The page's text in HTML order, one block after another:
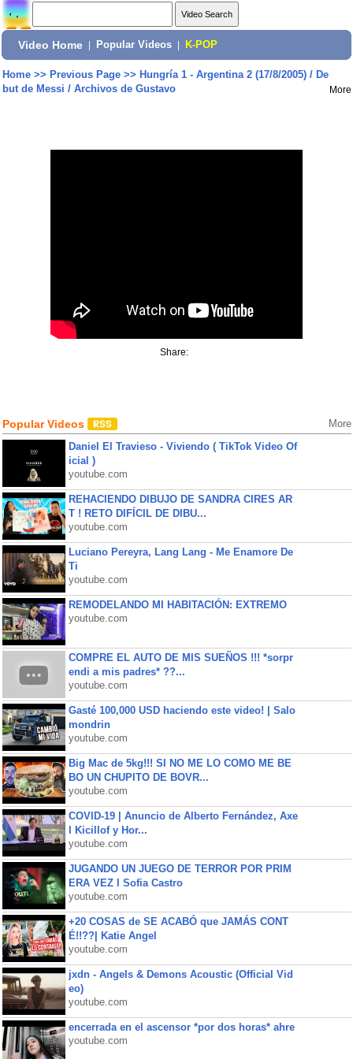
Video Home Popular Videos K-POP
Home>> Previous Page>> Hungría 1 - Argentina 2 (17/8/2005) / De
but de Messi / Archivos de Gustavo
More
Share:
Popular Videos More
Daniel El Travieso - Viviendo ( TikTok Video Of
icial )
youtube.com
REHACIENDO DIBUJO DE SANDRA CIRES AR
T ! RETO DIFÍCIL DE DIBU...
youtube.com
Luciano Pereyra, Lang Lang - Me Enamore De
Ti
youtube.com
REMODELANDO MI HABITACIÓN: EXTREMO
youtube.com
COMPRE EL AUTO DE MIS SUEÑOS !!! *sorpr
endi a mis padres* ??...
youtube.com
Gasté 100,000 USD haciendo este video! | Salo
mondrin
youtube.com
Big Mac de 5kg!!! SI NO ME LO COMO ME BE
BO UN CHUPITO DE BOVR...
youtube.com
COVID-19 | Anuncio de Alberto Fernández, Axe
l Kicillof y Hor...
youtube.com
JUGANDO UN JUEGO DE TERROR POR PRIM
ERA VEZ l Sofia Castro
youtube.com
+20 COSAS de SE ACABÓ que JAMÁS CONT
É!!??| Katie Angel
youtube.com
jxdn - Angels & Demons Acoustic (Official Vid
eo)
youtube.com
encerrada en el ascensor *por dos horas* ahre
youtube.com